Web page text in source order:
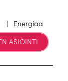
Energiaa
ASIOINTI